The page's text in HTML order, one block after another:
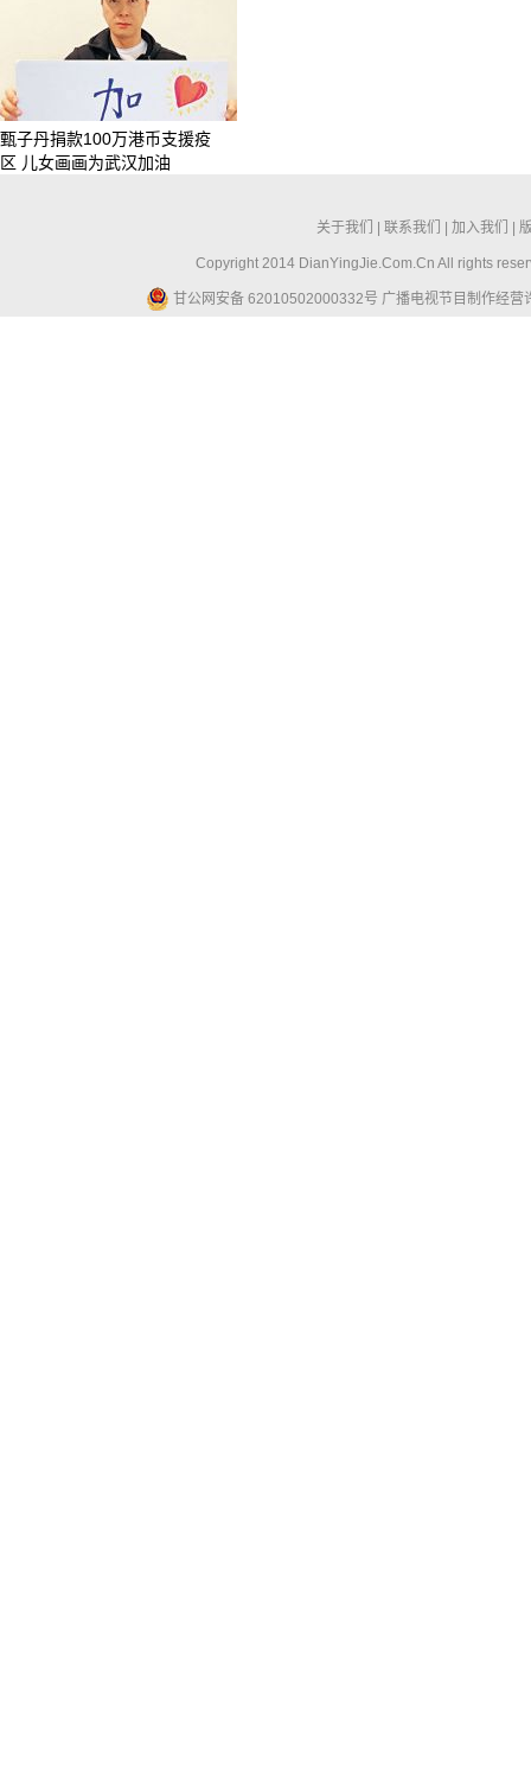
甄子丹捐款100万港币支援疫
区 儿女画画为武汉加油
关于我们 | 联系我们 | 加入我们 |
Copyright 2014 DianYingJie.Com.Cn All rights
甘公网安备 62010502000332号 广播电视节目制作经